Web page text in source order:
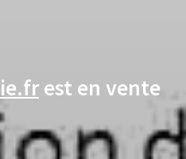
est en vente